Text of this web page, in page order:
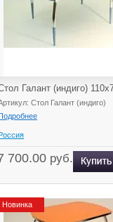
Галант (индиго)
Стол Галант (индиго)
700.00 руб.
Новинка